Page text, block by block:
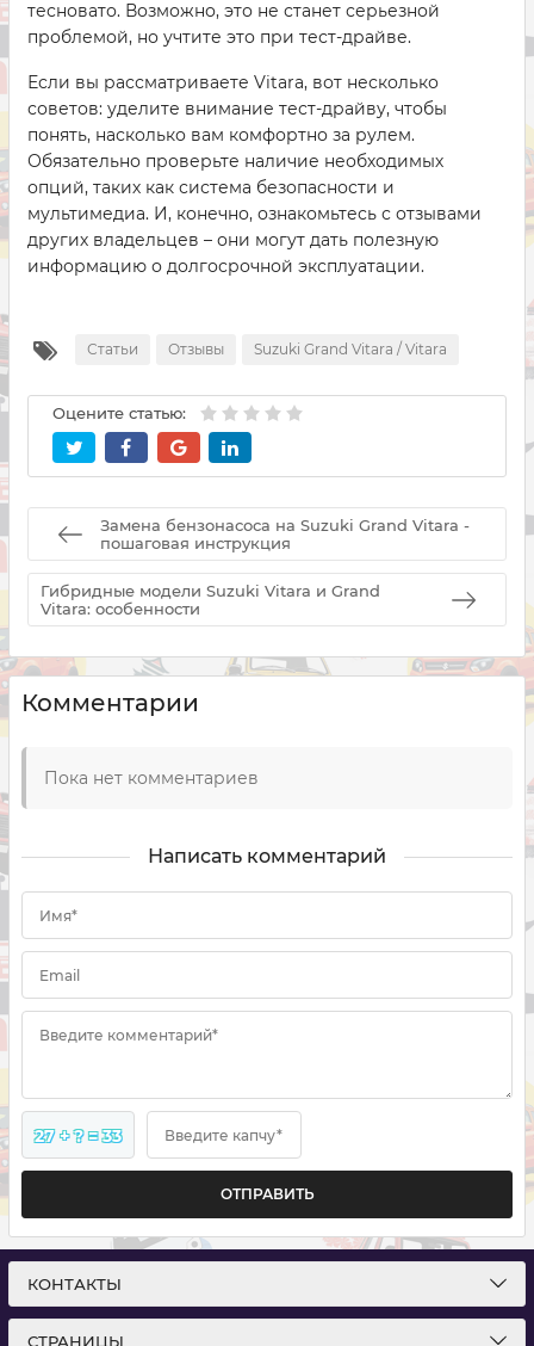
тесновато. Возможно, это не станет серьезной
проблемой, но учтите это при тест-драйве.
Если вы рассматриваете Vitara, вот несколько
советов: уделите внимание тест-драйву, чтобы
понять, насколько вам комфортно за рулем.
Обязательно проверьте наличие необходимых
опций, таких как система безопасности и
мультимедиа. И, конечно, ознакомьтесь с отзывами
других владельцев – они могут дать полезную
информацию о долгосрочной эксплуатации.
Статьи Отзывы Suzuki Grand Vitara / Vitara
Оцените статью:
Замена бензонасоса на Suzuki Grand Vitara -
пошаговая инструкция
Гибридные модели Suzuki Vitara и Grand
Vitara: особенности
Комментарии
Пока нет комментариев
Написать комментарий
Имя*
Email
Введите комментарий*
27 + ? = 33 Введите капчу*
ОТПРАВИТЬ
КОНТАКТЫ
СТРАНИЦЫ